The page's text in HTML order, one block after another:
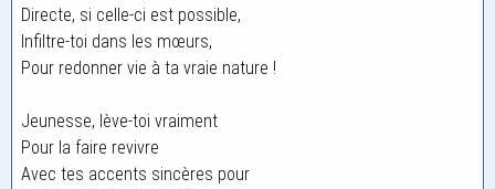
Directe, si celle-ci est possible,
Infiltre-toi dans les mœurs,
Pour redonner vie à ta vraie nature !
Jeunesse, lève-toi vraiment
Pour la faire revivre
Avec tes accents sincères pour